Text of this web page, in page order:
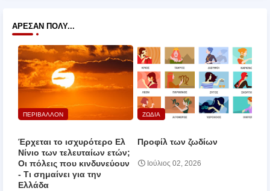
ΆΡΕΣΑΝ ΠΟΛΎ...
ΠΕΡΙΒΑΛΛΟΝ
Έρχεται το ισχυρότερο Ελ
Νίνιο των τελευταίων ετών;
Οι πόλεις που κινδυνεύουν
‑ Τι σημαίνει για την
Ελλάδα
ΖΩΔΙΑ
Προφίλ των ζωδίων
Ιούλιος 02, 2026